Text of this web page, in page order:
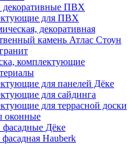
декоративные ПВХ
для ПВХ
декоративная
камень Атлас Стоун
комплектующие
для панелей Дёке
для сайдинга
для террасной доски
оконные
Дёке
Hauberk